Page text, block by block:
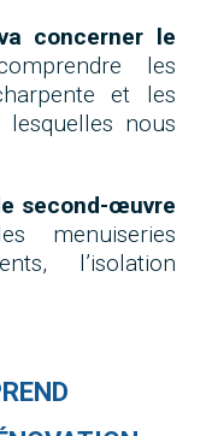
concerner le
les
et les
lesquelles nous
second-œuvre
menuiseries
l’isolation